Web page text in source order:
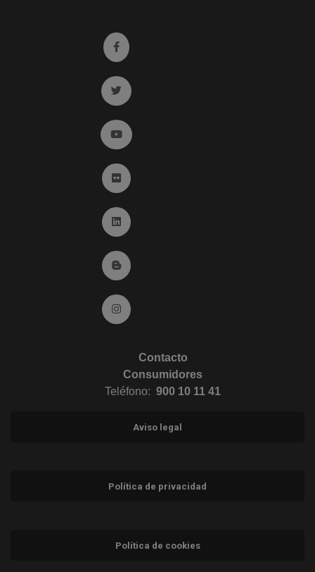
Ir a facebook (abre en ventana nueva)
Ir a twitter (abre en ventana nueva)
Ir a YouTube (abre en ventana nueva)
Ir a Flickr (abre en ventana nueva)
Ir a Linkedin (abre en ventana nueva)
Ir al Blog (abre en ventana nueva)
Ir a Instagram (abre en ventana nueva)
Contacto
Consumidores
Teléfono: 900 10 11 41
Aviso legal
Política de privacidad
Política de cookies